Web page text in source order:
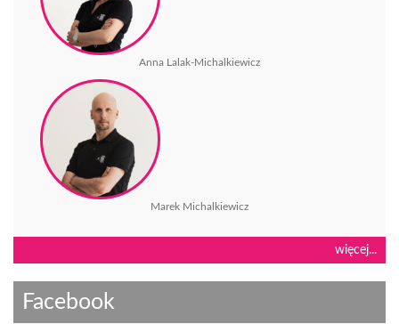
Anna Lalak-Michalkiewicz
Marek Michalkiewicz
więcej...
Facebook